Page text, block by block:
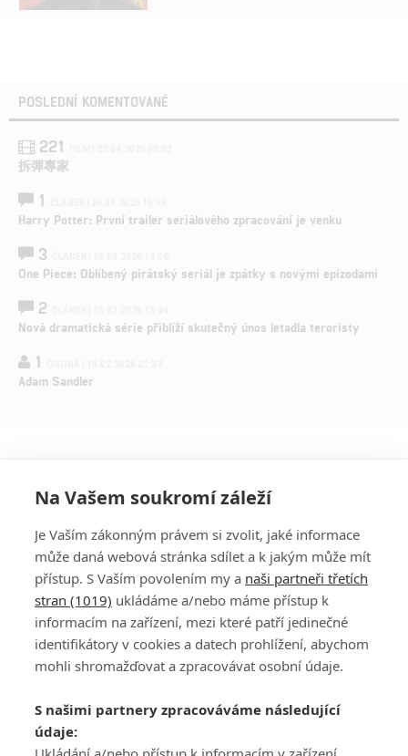
POSLEDNÍ KOMENTOVANÉ
221
拆彈專家
1
Harry Potter: První trailer seriálového zpracování je venku
3
One Piece: Oblíbený pirátský seriál je zpátky s novými epizodami
2
Nová dramatická série přiblíží skutečný únos letadla teroristy
1
Adam Sandler
PŘIHLÁSIT
REGISTROVAT
DISKUZE
Šéfredaktorkou webu jePetr Slavík, e-mailserialy@fandimefilmu.cz
Máte-li zájem o inzerci na našem webu napište nám na e-mail
Na Vašem soukromí záleží
Je Vaším zákonným právem si zvolit, jaké informace
může daná webová stránka sdílet a k jakým může mít
přístup. S Vaším povolením my a naši partneři třetích
stran (1019) ukládáme a/nebo máme přístup k
informacím na zařízení, mezi které patří jedinečné
identifikátory v cookies a datech prohlížení, abychom
mohli shromažďovat a zpracovávat osobní údaje.
S našimi partnery zpracováváme následující
údaje: